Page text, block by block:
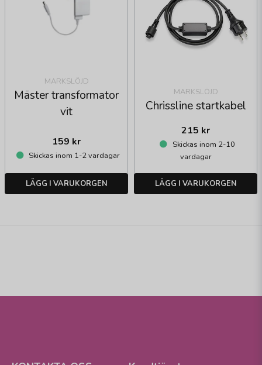
MARKSLÖJD
Mäster transformator
vit
159 kr
Skickas inom 1-2 vardagar
LÄGG I VARUKORGEN
MARKSLÖJD
Chrissline startkabel
215 kr
Skickas inom 2-10
vardagar
LÄGG I VARUKORGEN